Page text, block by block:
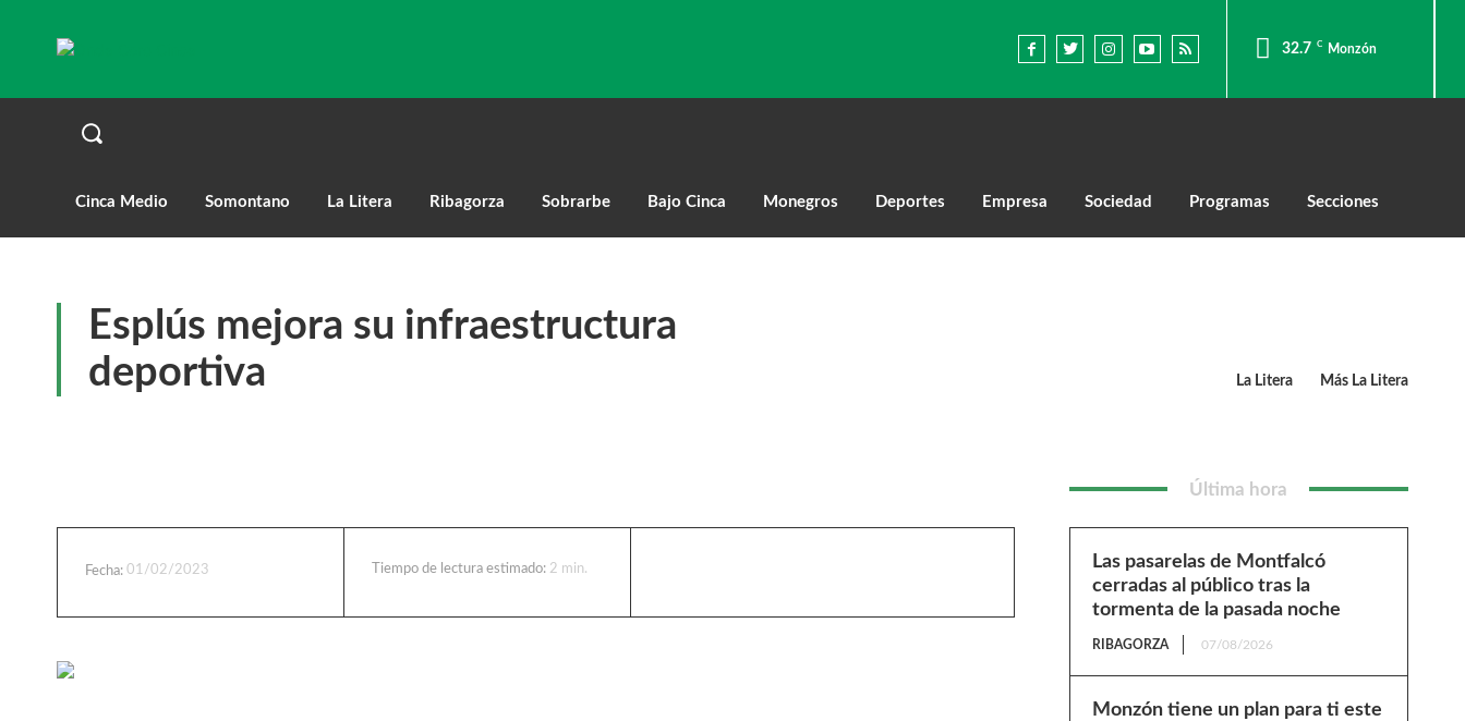
32.7 C Monzón
Cinca Medio Somontano La Litera Ribagorza Sobrarbe Bajo Cinca Monegros Deportes Empresa Sociedad Programas Secciones
Esplús mejora su infraestructura
deportiva
La Litera Más La Litera
Fecha: 01/02/2023 Tiempo de lectura estimado: 2 min.
Última hora
Las pasarelas de Montfalcó
cerradas al público tras la
tormenta de la pasada noche
RIBAGORZA 07/08/2026
Monzón tiene un plan para ti este